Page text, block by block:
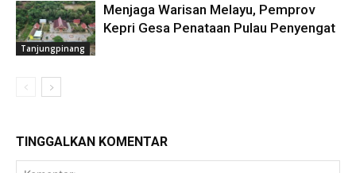
Tanjungpinang
Menjaga Warisan Melayu, Pemprov
Kepri Gesa Penataan Pulau Penyengat
TINGGALKAN KOMENTAR